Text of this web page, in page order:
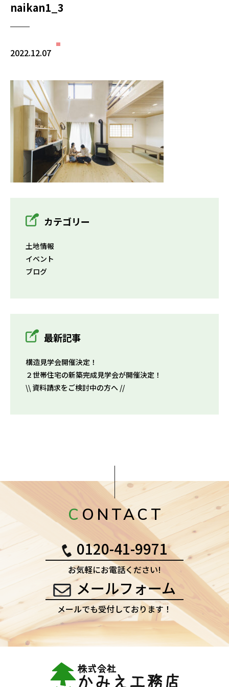
naikan1_3
2022.12.07
カテゴリー
土地情報
イベント
ブログ
最新記事
構造見学会開催決定！
２世帯住宅の新築完成見学会が開催決定！
\\ 資料請求をご検討中の方へ //
CONTACT
0120-41-9971
お気軽にお電話ください!
メールフォーム
メールでも受付しております！